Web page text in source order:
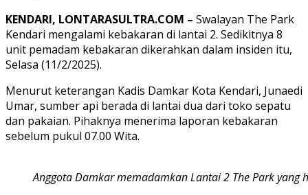
KENDARI, LONTARASULTRA.COM – Swalayan The Park
Kendari mengalami kebakaran di lantai 2. Sedikitnya 8
unit pemadam kebakaran dikerahkan dalam insiden itu,
Selasa (11/2/2025).
Menurut keterangan Kadis Damkar Kota Kendari, Junaedi
Umar, sumber api berada di lantai dua dari toko sepatu
dan pakaian. Pihaknya menerima laporan kebakaran
sebelum pukul 07.00 Wita.
Anggota Damkar memadamkan Lantai 2 The Park yang